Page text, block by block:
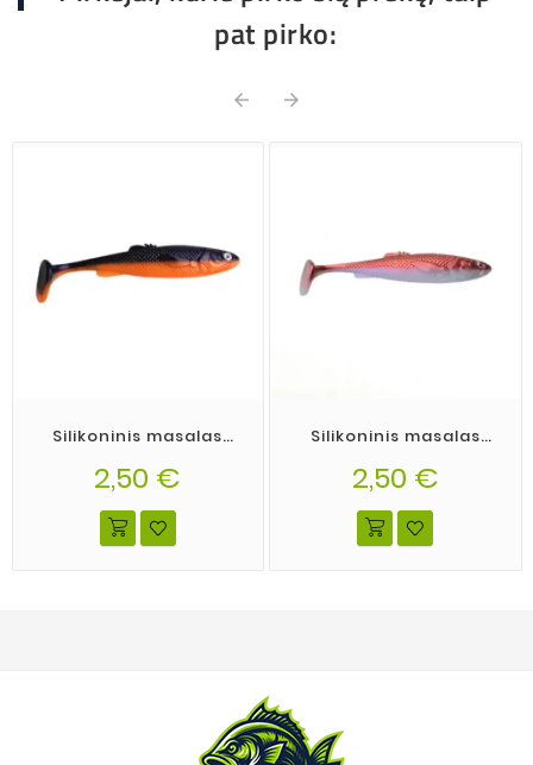
pat pirko:
 
Silikoninis masalas
spalva 08
2,50 €
Silikoninis masalas
spalva 03
2,50 €